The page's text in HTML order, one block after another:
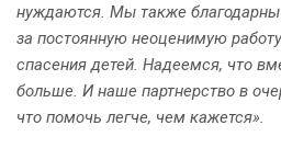
нуждаются. Мы также
за постоянную неоценимую
спасения детей. Надеемся, что
больше. И наше партнерство в
что помочь легче, чем кажется».